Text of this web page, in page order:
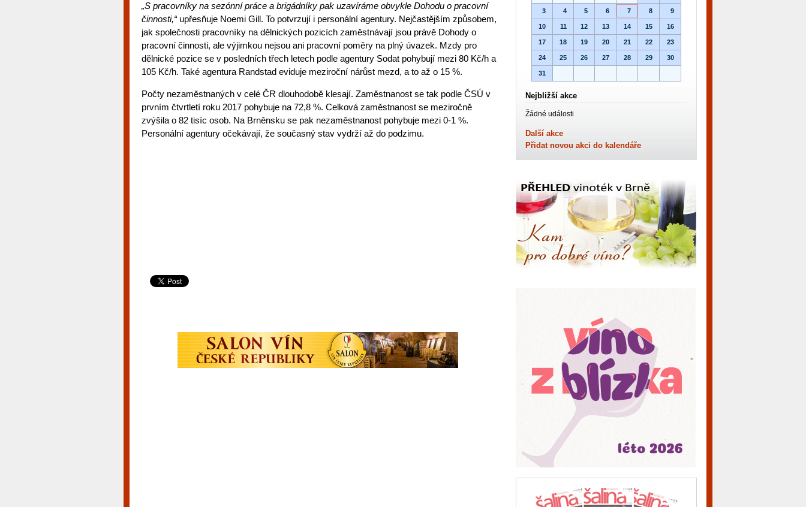
„S pracovníky na sezónní práce a brigádníky pak uzavíráme obvykle Dohodu o pracovní
činnosti,“upřesňuje Noemi Gill. To potvrzují i personální agentury. Nejčastějším způsobem,
jak společnosti pracovníky na dělnických pozicích zaměstnávají jsou právě Dohody o
pracovní činnosti, ale výjimkou nejsou ani pracovní poměry na plný úvazek. Mzdy pro
dělnické pozice se v posledních třech letech podle agentury Sodat pohybují mezi 80 Kč/h a
105 Kč/h. Také agentura Randstad eviduje meziroční nárůst mezd, a to až o 15 %.
Počty nezaměstnaných v celé ČR dlouhodobě klesají. Zaměstnanost se tak podle ČSÚ v
prvním čtvrtletí roku 2017 pohybuje na 72,8 %. Celková zaměstnanost se meziročně
zvýšila o 82 tisíc osob. Na Brněnsku se pak nezaměstnanost pohybuje mezi 0-1 %.
Personální agentury očekávají, že současný stav vydrží až do podzimu.
3 4 5 6 7 8 9
10 11 12 13 14 15 16
17 18 19 20 21 22 23
24 25 26 27 28 29 30
31
Nejbližší akce
Žádné události
Další akce
Přidat novou akci do kalendáře